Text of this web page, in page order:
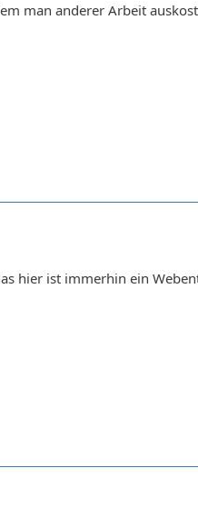
man anderer Arbeit
hier ist immerhin ein